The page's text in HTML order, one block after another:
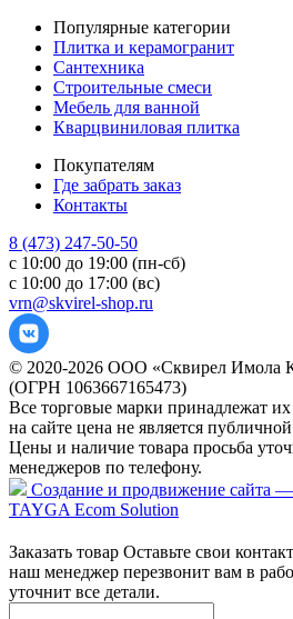
Популярные категории
Плитка и керамогранит
Сантехника
Строительные смеси
Мебель для ванной
Кварцвиниловая плитка
Покупателям
Где забрать заказ
Контакты
8 (473) 247-50-50
с 10:00 до 19:00 (пн-сб)
с 10:00 до 17:00 (вс)
vrn@skvirel-shop.ru
© 2020-2026 ООО «Сквирел Имола
(ОГРН 1063667165473)
Все торговые марки принадлежат
на сайте цена не является
Цены и наличие товара просьба
менеджеров по телефону.
Создание и продвижение сайта —
TAYGA Ecom Solution
Заказать товар Оставьте свои
наш менеджер перезвонит вам в
уточнит все детали.